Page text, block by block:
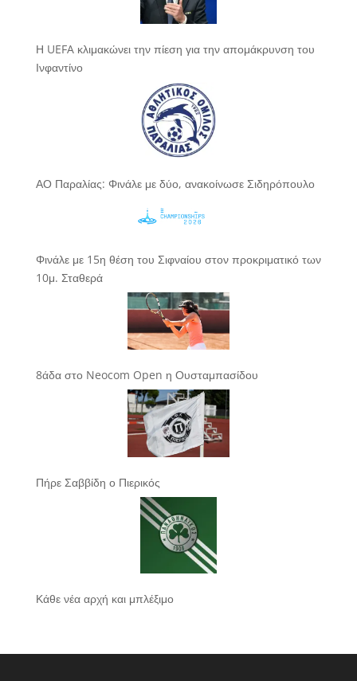
Η UEFA κλιμακώνει την πίεση για την απομάκρυνση του
Ινφαντίνο
ΑΟ Παραλίας: Φινάλε με δύο, ανακοίνωσε Σιδηρόπουλο
Φινάλε με 15η θέση του Σιφναίου στον προκριματικό των
10μ. Σταθερά
8άδα στο Neocom Open η Ουσταμπασίδου
Πήρε Σαββίδη ο Πιερικός
Κάθε νέα αρχή και μπλέξιμο